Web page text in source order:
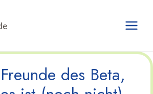
Freunde des Beta,